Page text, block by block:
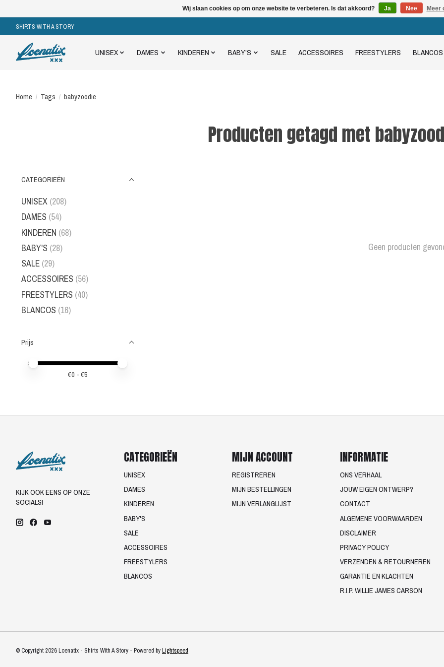
SHIRTS WITH A STORY
UNISEX DAMES KINDEREN BABY'S SALE ACCESSOIRES FREESTYLERS BLANCOS
Home / Tags / babyzoodie
Producten getagd met
CATEGORIEËN
UNISEX (208)
DAMES (54)
KINDEREN (68)
BABY'S (28)
SALE (29)
ACCESSOIRES (56)
FREESTYLERS (40)
BLANCOS (16)
Prijs
Minimale prijswaarde
Price maximum value
€0 - €5
Geen producten
KIJK OOK EENS OP ONZE
SOCIALS!
CATEGORIEËN
UNISEX
DAMES
KINDEREN
BABY'S
SALE
ACCESSOIRES
FREESTYLERS
BLANCOS
MIJN ACCOUNT
REGISTREREN
MIJN BESTELLINGEN
MIJN VERLANGLIJST
INFORMATIE
ONS VERHAAL
JOUW EIGEN ONTWERP?
CONTACT
ALGEMENE VOORWAARDEN
DISCLAIMER
PRIVACY POLICY
VERZENDEN & RETOURNEREN
GARANTIE EN KLACHTEN
R.I.P. WILLIE JAMES CARSON
© Copyright 2026 Loenatix - Shirts With A Story - Powered byLightspeed
Wij slaan cookies op om onze website te verbeteren. Is dat akkoord? Ja Nee Meer